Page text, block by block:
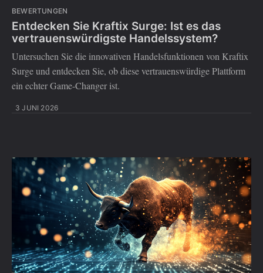
BEWERTUNGEN
Entdecken Sie Kraftix Surge: Ist es das
vertrauenswürdigste Handelssystem?
Untersuchen Sie die innovativen Handelsfunktionen von Kraftix
Surge und entdecken Sie, ob diese vertrauenswürdige Plattform
ein echter Game-Changer ist.
3 JUNI 2026